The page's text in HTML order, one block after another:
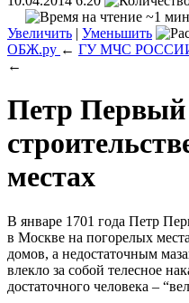
~1 мин
Увеличить | Уменьшить
ОБЖ.ру ← ГУ МЧС
←
Петр Первый
местах
В январе 1701 года Петр
в Москве на погорелых
домов, а недостаточным
влекло за собой телесное
достаточного человека –